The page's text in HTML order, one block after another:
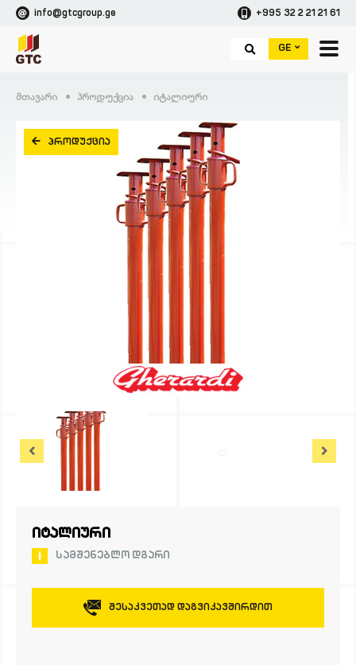
info@gtcgroup.ge +995 32 2 21 21 61
GE
Მთავარი Პროდუქცია Იტალიური
ᲞᲠᲝᲓᲣᲥᲪᲘᲐ
ᲘᲢᲐᲚᲘᲣᲠᲘ
ᲡᲐᲛᲨᲔᲜᲔᲑᲚᲝ ᲓᲒᲐᲠᲘ
Შესაკვეთად Დაგვიკავშირდით